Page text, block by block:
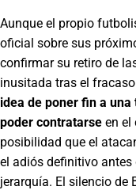
Aunque el propio
oficial sobre sus
confirmar su retiro de
inusitada tras el
idea de poner fin a
poder contratarse en el
posibilidad que el
el adiós definitivo antes
jerarquía. El silencio de